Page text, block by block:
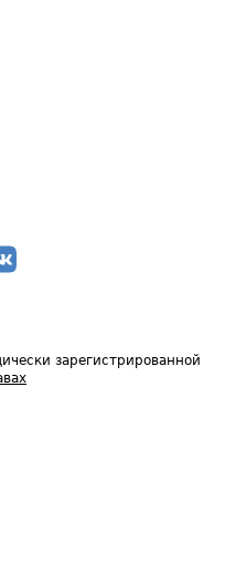
зарегистрированной